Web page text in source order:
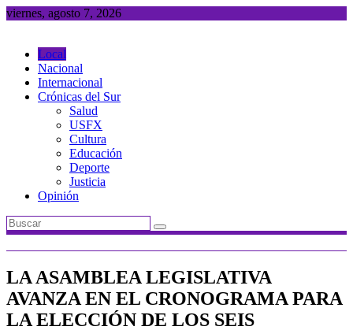
Saltar
viernes, agosto 7, 2026
Local
Nacional
Internacional
Crónicas del Sur
Salud
USFX
Cultura
Educación
Deporte
Justicia
Opinión
LA ASAMBLEA LEGISLATIVA
AVANZA EN EL CRONOGRAMA PARA
LA ELECCIÓN DE LOS SEIS